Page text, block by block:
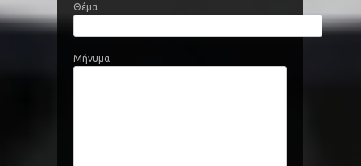
Θέμα
Μήνυμα